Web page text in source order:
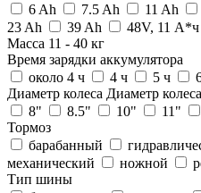
6 Ah
7.5 Ah 11 Ah
23 Ah
39 Ah
48V, 11 А*ч
Масса 11 - 40 кг
Время зарядки аккумулятора
около 4 ч
4 ч 5 ч
Диаметр колеса Диаметр
8"
8.5" 10" 11"
Тормоз
барабанный
механический
ножной
Тип шины